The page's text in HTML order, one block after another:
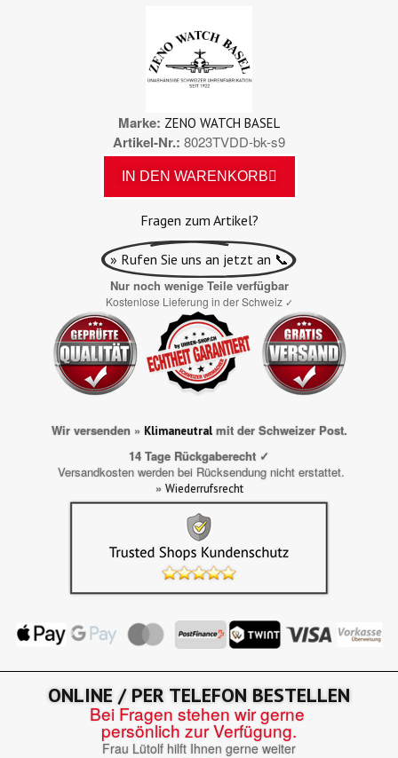
Marke ZENO WATCH BASEL
Artikel-Nr. 8023TVDD-bk-s9
IN DEN WARENKORB
Fragen zum Artikel?
» Rufen Sie uns an jetzt an 📞
Nur noch wenige Teile verfügbar
Kostenlose Lieferung in der Schweiz ✓
Wir versenden » Klimaneutralmit der Schweizer Post.
14 Tage Rückgaberecht ✓
Versandkosten werden bei Rücksendung nicht erstattet.
» Wiederrufsrecht
ONLINE / PER TELEFON BESTELLEN
Bei Fragen stehen wir gerne
persönlich zur Verfügung.
Frau Lütolf hilft Ihnen gerne weiter